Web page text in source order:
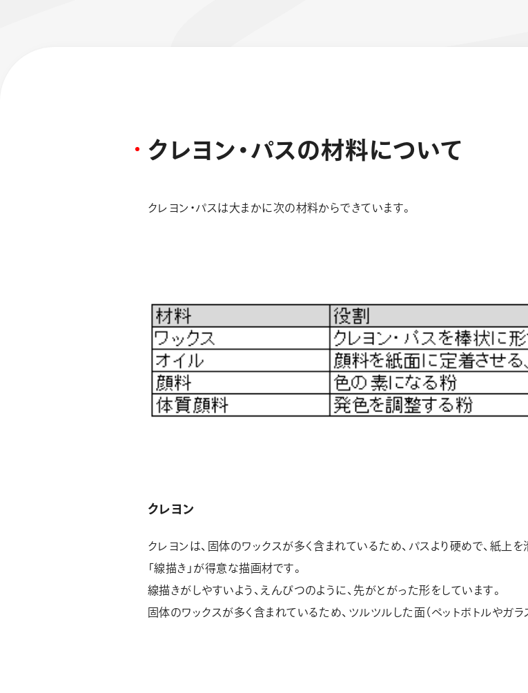
ク レヨ ン ・ パスの材料について
クレヨン・パスは大まかに次の材料からできています。
クレヨン
クレヨンは、固体のワックスが多く含まれているため、パスより硬めで、紙上を
「線描き」が得意な描画材です。
線描きがしやすいよう、えんぴつのように、先がとがった形をしています。
固体のワックスが多く含まれているため、ツルツルした面（ペットボトルやガラ